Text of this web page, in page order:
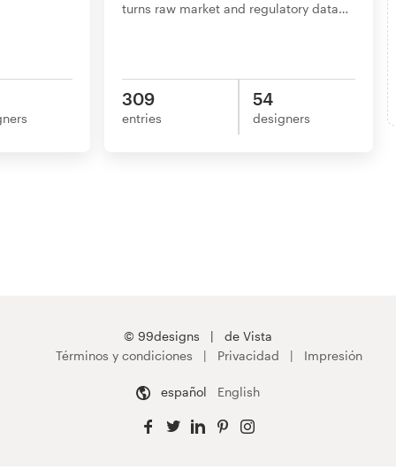
turns raw market and regulatory data…
309
entries
54
designers
© 99designs
de Vista
Términos y condiciones
Privacidad Impresión
español English